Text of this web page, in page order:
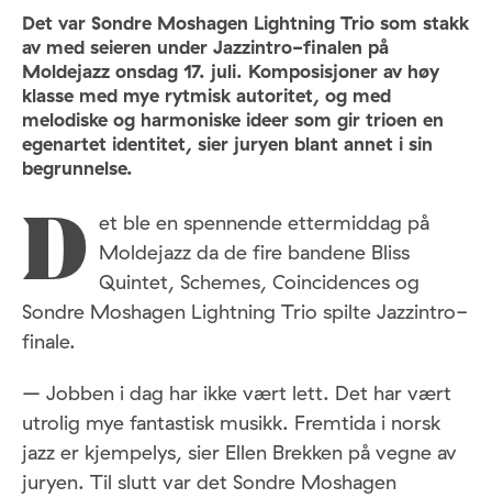
Det var Sondre Moshagen Lightning Trio som stakk
av med seieren under Jazzintro-finalen på
Moldejazz onsdag 17. juli. Komposisjoner av høy
klasse med mye rytmisk autoritet, og med
melodiske og harmoniske ideer som gir trioen en
egenartet identitet, sier juryen blant annet i sin
begrunnelse.
D et ble en spennende ettermiddag på
Moldejazz da de fire bandene Bliss
Quintet, Schemes, Coincidences og
Sondre Moshagen Lightning Trio spilte Jazzintro-
finale.
– Jobben i dag har ikke vært lett. Det har vært
utrolig mye fantastisk musikk. Fremtida i norsk
jazz er kjempelys, sier Ellen Brekken på vegne av
juryen. Til slutt var det Sondre Moshagen